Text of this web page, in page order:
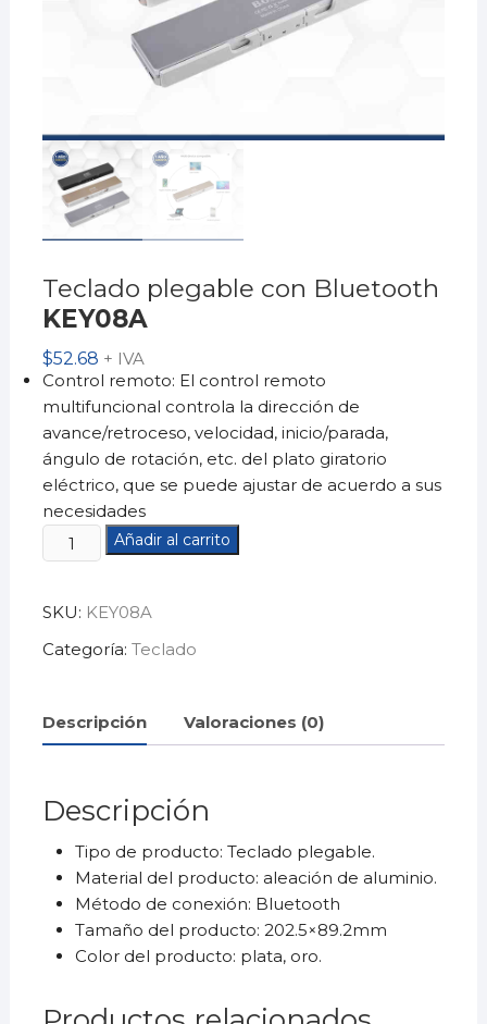
Teclado plegable con Bluetooth
KEY08A
$52.68 + IVA
Control remoto: El control remoto
multifuncional controla la dirección de
avance/retroceso, velocidad, inicio/parada,
ángulo de rotación, etc. del plato giratorio
eléctrico, que se puede ajustar de acuerdo a sus
necesidades
Teclado
plegable
BluetoothKEY08A
cantidad
Añadir al carrito
SKU: KEY08A
Categoría: Teclado
Descripción Valoraciones (0)
Descripción
Tipo de producto: Teclado plegable.
Material del producto: aleación de aluminio.
Método de conexión: Bluetooth
Tamaño del producto: 202.5×89.2mm
Color del producto: plata, oro.